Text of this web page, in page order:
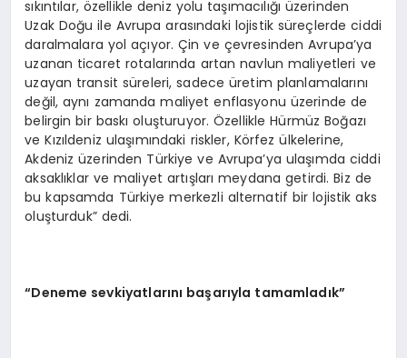
sıkıntılar, özellikle deniz yolu taşımacılığı üzerinden
Uzak Doğu ile Avrupa arasındaki lojistik süreçlerde ciddi
daralmalara yol açıyor. Çin ve çevresinden Avrupa’ya
uzanan ticaret rotalarında artan navlun maliyetleri ve
uzayan transit süreleri, sadece üretim planlamalarını
değil, aynı zamanda maliyet enflasyonu üzerinde de
belirgin bir baskı oluşturuyor. Özellikle Hürmüz Boğazı
ve Kızıldeniz ulaşımındaki riskler, Körfez ülkelerine,
Akdeniz üzerinden Türkiye ve Avrupa’ya ulaşımda ciddi
aksaklıklar ve maliyet artışları meydana getirdi. Biz de
bu kapsamda Türkiye merkezli alternatif bir lojistik aks
oluşturduk” dedi.
“Deneme sevkiyatlarını başarıyla tamamladık”